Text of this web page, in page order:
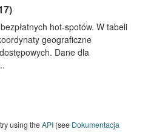
hot-spotów. W tabeli
geograficzne
Dane dla
using theAPI (see Dokumentacja